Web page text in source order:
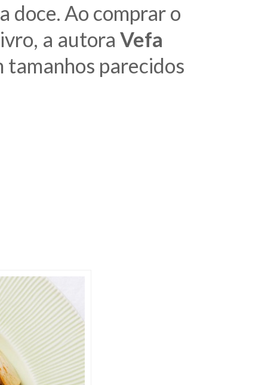
doce. Ao comprar o
a autora Vefa
tamanhos parecidos